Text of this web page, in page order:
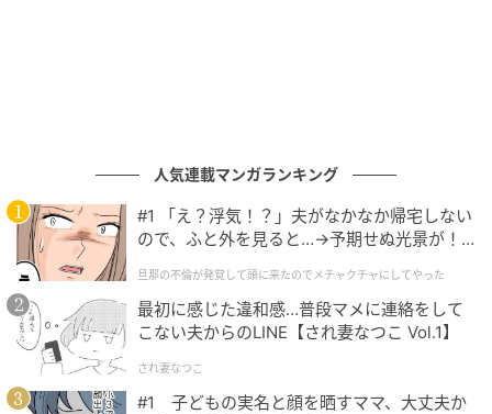
さらに、シタラ役の関根明良さん、ドレゲネ役の小清
水亜美さん、ファーティマ役の桑島法子さんらキャス
トも発表済みです。スケールの大きな歴史劇と、登場
人物の繊細な感情表現の両立が期待される布陣だけ
に、初回放送への待望感はますます強まりそうです。
放送前の段階でここまで感情を揺さぶる作品だけに、
本編への注目はさらに広がっていきそうです。
人気連載マンガランキング
#1 「え？浮気！？」夫がなかなか帰宅しない
ので、ふと外を見ると…→予期せぬ光景が！
クチャにしてやった
旦那の不倫が発覚して頭に来たのでメチャクチャにしてやった
最初に感じた違和感…普段マメに連絡をして
こない夫からのLINE【され妻なつこ Vol.1】
され妻なつこ
#1 子どもの実名と顔を晒すママ、大丈夫か